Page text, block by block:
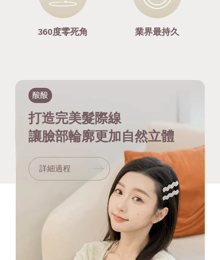
360度零死角 業界最持久
酸酸
打造完美髮際線
讓臉部輪廓更加自然立體
詳細過程